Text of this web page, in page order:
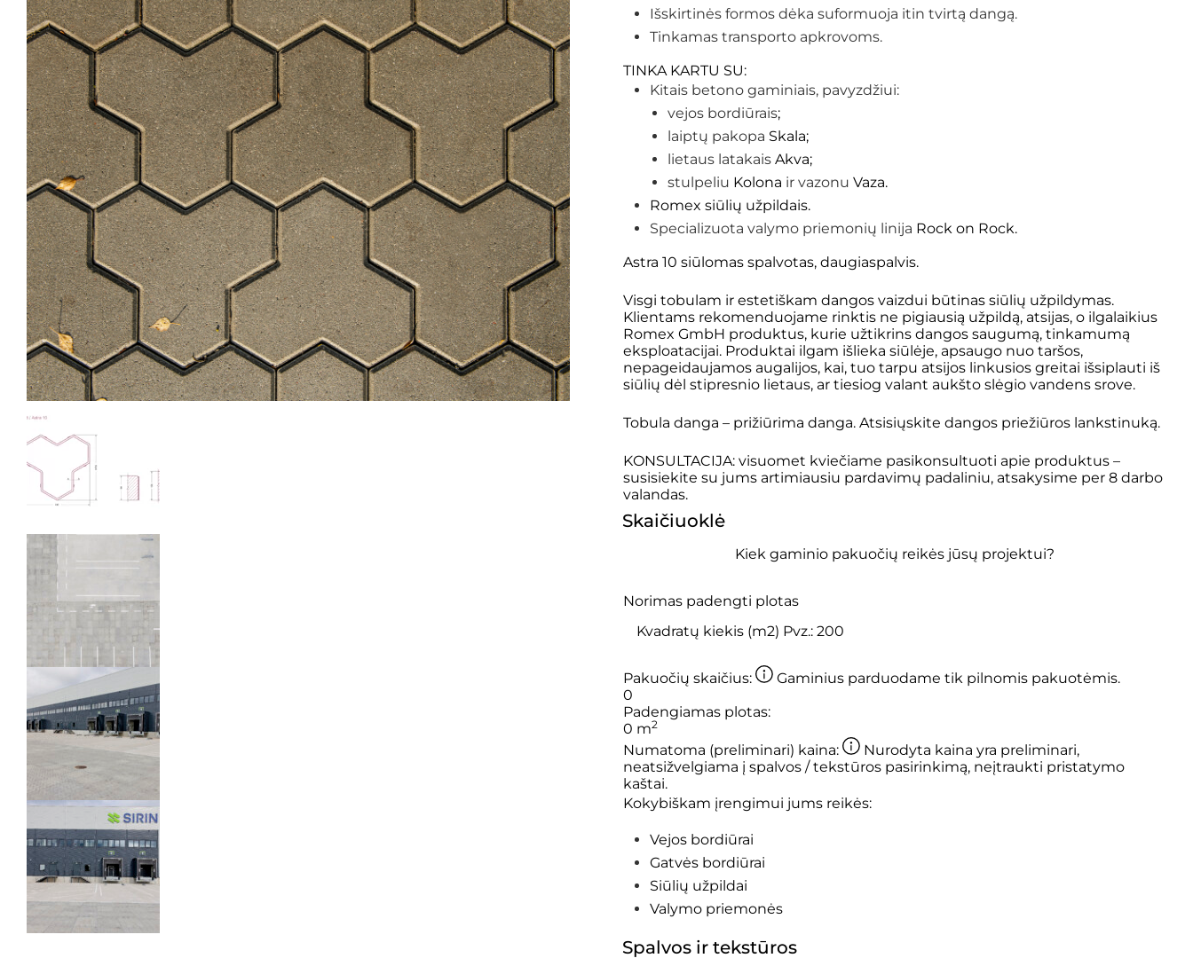
Išskirtinės formos dėka suformuoja itin tvirtą dangą.
Tinkamas transporto apkrovoms.
TINKA KARTU SU:
Kitais betono gaminiais, pavyzdžiui:
vejos bordiūrais;
laiptų pakopa Skala;
lietaus latakais Akva;
stulpeliu Kolona ir vazonu Vaza.
Romex siūlių užpildais.
Specializuota valymo priemonių linija Rock on Rock.
Astra 10 siūlomas spalvotas, daugiaspalvis.
Visgi tobulam ir estetiškam dangos vaizdui būtinas siūlių užpildymas.
Klientams rekomenduojame rinktis ne pigiausią užpildą, atsijas, o ilgalaikius
Romex GmbH produktus, kurie užtikrins dangos saugumą, tinkamumą
eksploatacijai. Produktai ilgam išlieka siūlėje, apsaugo nuo taršos,
nepageidaujamos augalijos, kai, tuo tarpu atsijos linkusios greitai išsiplauti iš
siūlių dėl stipresnio lietaus, ar tiesiog valant aukšto slėgio vandens srove.
Tobula danga – prižiūrima danga. Atsisiųskite dangos priežiūros lankstinuką.
KONSULTACIJA: visuomet kviečiame pasikonsultuoti apie produktus –
susisiekite su jums artimiausiu pardavimų padaliniu, atsakysime per 8 darbo
valandas.
Skaičiuoklė
Kiek gaminio pakuočių reikės jūsų projektui?
Norimas padengti plotas
Pakuočių skaičius:
Gaminius parduodame tik pilnomis pakuotėmis.
0
Padengiamas plotas:
0 m2
Numatoma (preliminari) kaina:
Nurodyta kaina yra preliminari,
neatsižvelgiama į spalvos / tekstūros pasirinkimą, neįtraukti pristatymo
kaštai.
Kokybiškam įrengimui jums reikės:
Vejos bordiūrai
Gatvės bordiūrai
Siūlių užpildai
Valymo priemonės
Spalvos ir tekstūros